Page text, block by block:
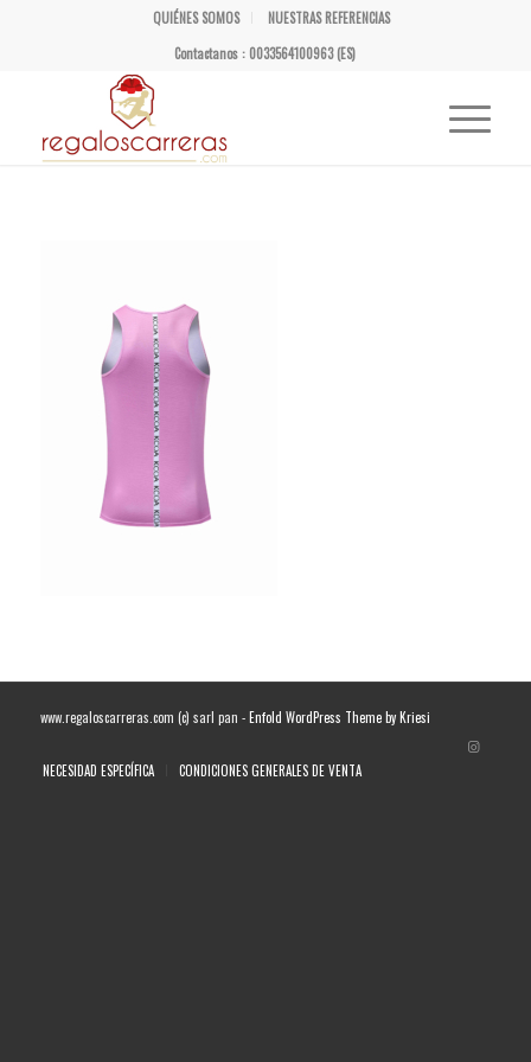
QUIÉNES SOMOS
NUESTRAS REFERENCIAS
Contactanos : 0033564100963 (ES)
www.regaloscarreras.com (c) sarl pan -Enfold WordPress Theme by Kriesi
NECESIDAD ESPECÍFICA CONDICIONES GENERALES DE VENTA